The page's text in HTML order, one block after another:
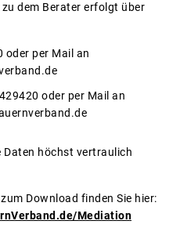
dem Berater erfolgt über
oder per Mail an
oder per Mail an
Daten höchst vertraulich
Download finden Sie hier:
Mediation